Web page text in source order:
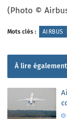
(Photo ©
Mots clés : AIRBUS
À lire également